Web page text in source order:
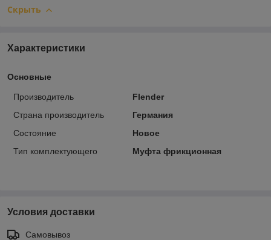
Скрыть
Характеристики
Основные
Производитель
Flender
Страна производитель
Германия
Состояние
Новое
Тип комплектующего
Муфта фрикционная
Условия доставки
Самовывоз